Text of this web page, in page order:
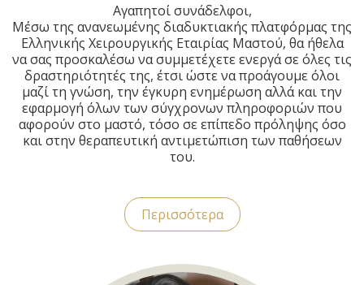
Αγαπητοί συνάδελφοι,
Μέσω της ανανεωμένης διαδυκτιακής πλατφόρμας της
Ελληνικής Χειρουργικής Εταιρίας Μαστού, θα ήθελα
να σας προσκαλέσω να συμμετέχετε ενεργά σε όλες τις
δραστηριότητές της, έτσι ώστε να προάγουμε όλοι
μαζί τη γνώση, την έγκυρη ενημέρωση αλλά και την
εφαρμογή όλων των σύγχρονων πληροφοριών που
αφορούν στο μαστό, τόσο σε επίπεδο πρόληψης όσο
και στην θεραπευτική αντιμετώπιση των παθήσεων
του.
Περισσότερα